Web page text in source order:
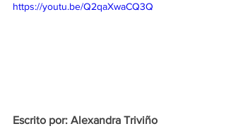
https://youtu.be/Q2qaXwaCQ3Q
Escrito por: Alexandra Triviño